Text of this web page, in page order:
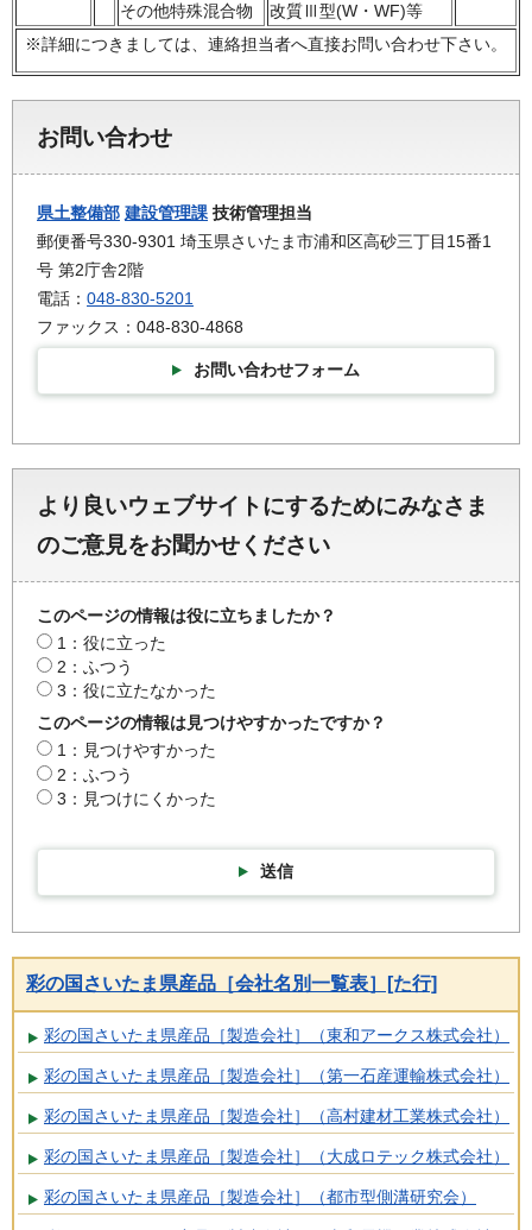
その他特殊混合物
改質Ⅲ型(W・WF)等
※詳細につきましては、連絡担当者へ直接お問い合わせ下さい。
お問い合わせ
県土整備部 建設管理課 技術管理担当
郵便番号330-9301 埼玉県さいたま市浦和区高砂三丁目15番1
号 第2庁舎2階
電話： 048-830-5201
ファックス：048-830-4868
お問い合わせフォーム
より良いウェブサイトにするためにみなさま
のご意見をお聞かせください
このページの情報は役に立ちましたか？
1：役に立った
2：ふつう
3：役に立たなかった
このページの情報は見つけやすかったですか？
1：見つけやすかった
2：ふつう
3：見つけにくかった
送信
彩の国さいたま県産品［会社名別一覧表］[た行]
彩の国さいたま県産品［製造会社］（東和アークス株式会社）
彩の国さいたま県産品［製造会社］（第一石産運輸株式会社）
彩の国さいたま県産品［製造会社］（高村建材工業株式会社）
彩の国さいたま県産品［製造会社］（大成ロテック株式会社）
彩の国さいたま県産品［製造会社］（都市型側溝研究会）